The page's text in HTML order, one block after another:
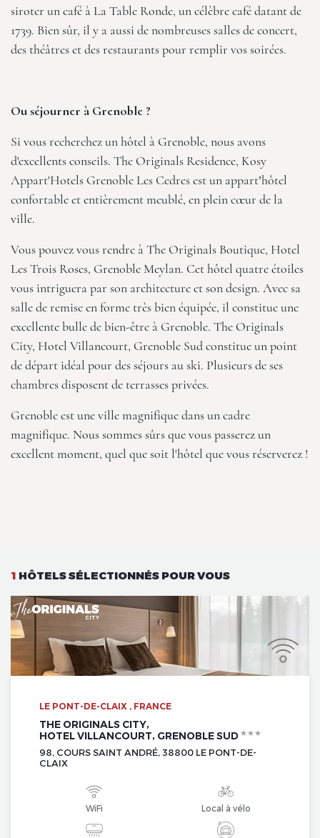
siroter un café à La Table Ronde, un célèbre café datant de
1739. Bien sûr, il y a aussi de nombreuses salles de concert,
des théâtres et des restaurants pour remplir vos soirées.
Ou séjourner à Grenoble ?
Si vous recherchez un hôtel à Grenoble, nous avons
d'excellents conseils. The Originals Residence, Kosy
Appart'Hotels Grenoble Les Cedresest un appart’hôtel
confortable et entièrement meublé, en plein cœur de la
ville.
Vous pouvez vous rendre à The Originals Boutique, Hotel
Les Trois Roses, Grenoble Meylan. Cet hôtel quatre étoiles
vous intriguera par son architecture et son design. Avec sa
salle de remise en forme très bien équipée, il constitue une
excellente bulle de bien-être à Grenoble. The Originals
City, Hotel Villancourt, Grenoble Sudconstitue un point
de départ idéal pour des séjours au ski. Plusieurs de ses
chambres disposent de terrasses privées.
Grenoble est une ville magnifique dans un cadre
magnifique. Nous sommes sûrs que vous passerez un
excellent moment, quel que soit l'hôtel que vous réserverez !
1 HÔTELS SÉLECTIONNÉS POUR VOUS
LE PONT-DE-CLAIX , FRANCE
THE ORIGINALS CITY,
HOTEL VILLANCOURT, GRENOBLE SUD
98, COURS SAINT ANDRÉ, 38800 LE PONT-DE-
CLAIX
WiFi Local à vélo